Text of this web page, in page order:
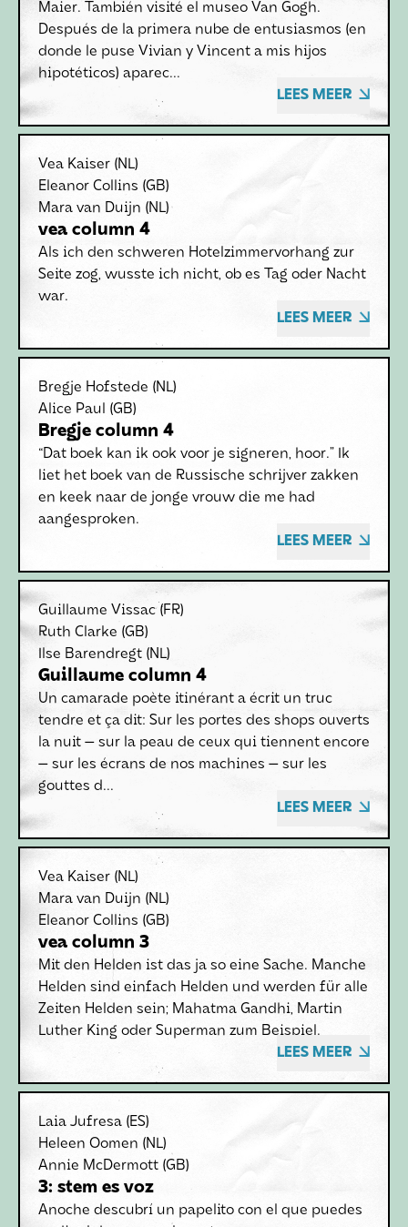
Maier. También visité el museo Van Gogh.
Después de la primera nube de entusiasmos (en
donde le puse Vivian y Vincent a mis hijos
hipotéticos) aparec...
LEES MEER
Vea Kaiser (NL)
Eleanor Collins (GB)
Mara van Duijn (NL)
vea column 4
Als ich den schweren Hotelzimmervorhang zur
Seite zog, wusste ich nicht, ob es Tag oder Nacht
war.
LEES MEER
Bregje Hofstede (NL)
Alice Paul
(GB)
Bregje column 4
“Dat boek kan ik ook voor je signeren, hoor.” Ik
liet het boek van de Russische schrijver zakken
en keek naar de jonge vrouw die me had
aangesproken.
LEES MEER
Guillaume Vissac (FR)
Ruth Clarke (GB)
Ilse Barendregt (NL)
Guillaume column 4
Un camarade poète itinérant a écrit un truc
tendre et ça dit: Sur les portes des shops ouverts
la nuit — sur la peau de ceux qui tiennent encore
— sur les écrans de nos machines — sur les
gouttes d...
LEES MEER
Vea Kaiser (NL)
Mara van Duijn (NL)
Eleanor Collins (GB)
vea column 3
Mit den Helden ist das ja so eine Sache. Manche
Helden sind einfach Helden und werden für alle
Zeiten Helden sein; Mahatma Gandhi, Martin
Luther King oder Superman zum Beispiel.
LEES MEER
Laia Jufresa (ES)
Heleen Oomen (NL)
Annie McDermott (GB)
3: stem es voz
Anoche descubrí un papelito con el que puedes